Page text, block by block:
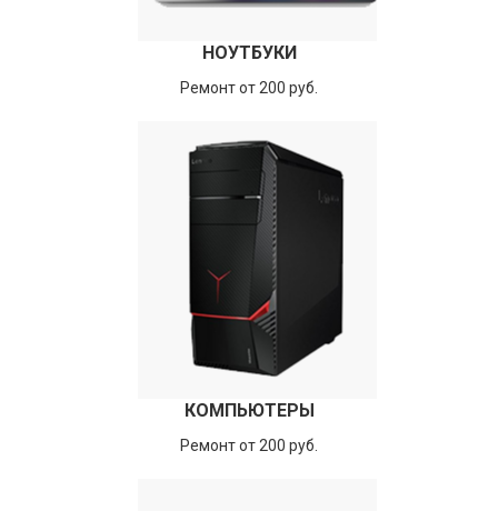
НОУТБУКИ
Ремонт от 200 руб.
КОМПЬЮТЕРЫ
Ремонт от 200 руб.